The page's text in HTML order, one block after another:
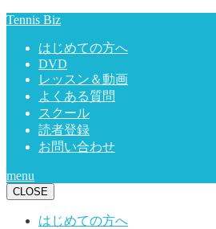
Tennis Biz
はじめての方へ
DVD
レッスン＆動画
よくある質問
スクール
読者登録
お問い合わせ
menu
CLOSE
はじめての方へ